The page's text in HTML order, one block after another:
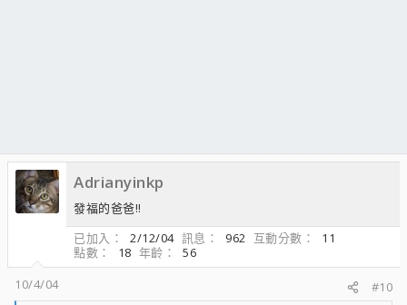
Adrianyinkp
發福的爸爸!!
已加入
2/12/04 訊息 962 互動分數
11
點數
18 年齡
56
10/4/04
#10